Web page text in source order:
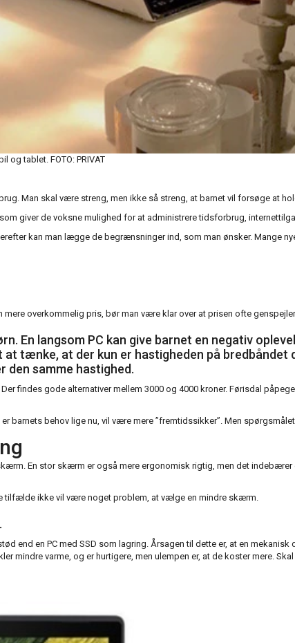
og tablet. FOTO: PRIVAT
Man skal være streng, men ikke så streng, at barnet vil forsøge at
giver de voksne mulighed for at administrere tidsforbrug,
kan man lægge de begrænsninger ind, som man ønsker. Mange
overkommelig pris, bør man være klar over at prisen ofte
En langsom PC kan give barnet en negativ
tænke, at der kun er hastigheden på
den samme hastighed.
findes gode alternativer mellem 3000 og 4000 kroner. Førisdal
barnets behov lige nu, vil være mere ”fremtidssikker”. Men
En stor skærm er også mere ergonomisk rigtig, men det
tilfælde ikke vil være noget problem, at vælge en mindre skærm.
end en PC med SSD som lagring. Årsagen til dette er, at en
mindre varme, og er hurtigere, men ulempen er, at de koster mere.